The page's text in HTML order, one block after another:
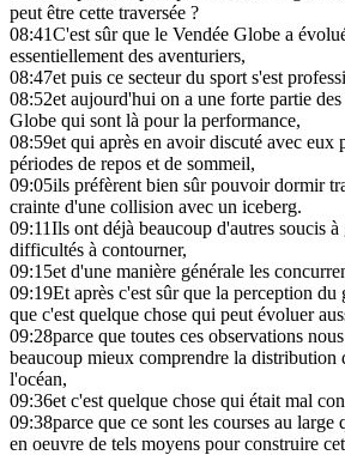
peut être cette traversée ?
08:41C'est sûr que le Vendée Globe a
essentiellement des aventuriers,
08:47et puis ce secteur du sport s'est
08:52et aujourd'hui on a une forte partie
Globe qui sont là pour la performance,
08:59et qui après en avoir discuté avec eux
périodes de repos et de sommeil,
09:05ils préfèrent bien sûr pouvoir dormir
crainte d'une collision avec un iceberg.
09:11Ils ont déjà beaucoup d'autres soucis
difficultés à contourner,
09:15et d'une manière générale les
09:19Et après c'est sûr que la perception
que c'est quelque chose qui peut évoluer
09:28parce que toutes ces observations
beaucoup mieux comprendre la distribution
l'océan,
09:36et c'est quelque chose qui était mal
09:38parce que ce sont les courses au large
en oeuvre de tels moyens pour construire